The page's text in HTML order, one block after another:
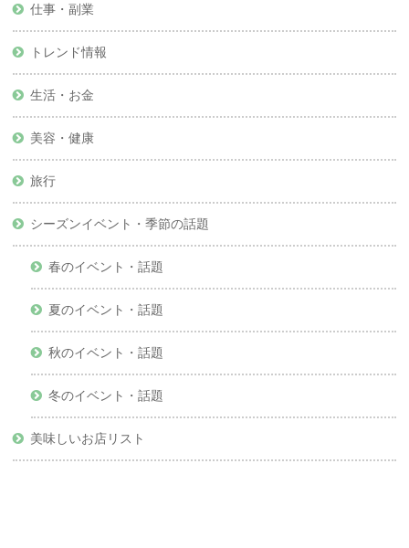
仕事・副業
トレンド情報
生活・お金
美容・健康
旅行
シーズンイベント・季節の話題
春のイベント・話題
夏のイベント・話題
秋のイベント・話題
冬のイベント・話題
美味しいお店リスト